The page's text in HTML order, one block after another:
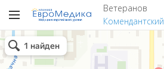
Ветеранов
Комендантский
ЕвроМедика
Медцентр, клиника в Санкт‑Петербурге
Гинекологическая клиника в Санкт‑Петербурге